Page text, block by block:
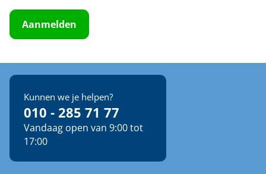
Aanmelden
Kunnen we je helpen?
010 - 285 71 77
Vandaag open van 9:00 tot
17:00